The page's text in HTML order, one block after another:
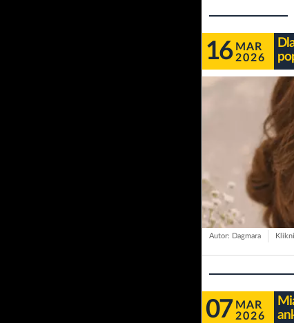
16 MAR
2026
Autor: Dagmara
07 MAR
2026